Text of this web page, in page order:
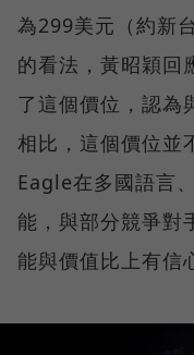
為299美元（約新
的看法，黃昭穎回
了這個價位，認為
相比，這個價位並
Eagle在多國語言
能，與部分競爭對
能與價值比上有信